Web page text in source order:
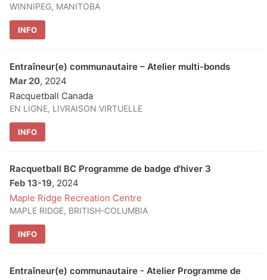
WINNIPEG, MANITOBA
INFO
Entraîneur(e) communautaire – Atelier multi-bonds
Mar 20, 2024
Racquetball Canada
EN LIGNE, LIVRAISON VIRTUELLE
INFO
Racquetball BC Programme de badge d'hiver 3
Feb 13-19, 2024
Maple Ridge Recreation Centre
MAPLE RIDGE, BRITISH-COLUMBIA
INFO
Entraîneur(e) communautaire - Atelier Programme de